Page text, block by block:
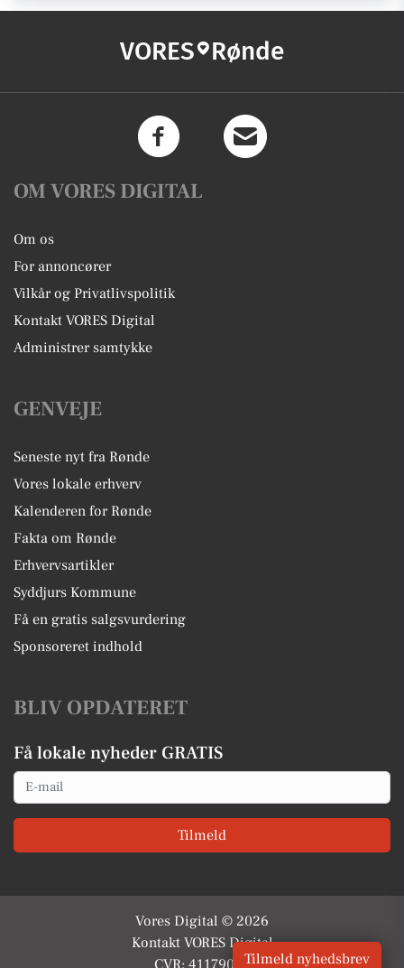
VORES Rønde
OM VORES DIGITAL
Om os
For annoncører
Vilkår og Privatlivspolitik
Kontakt VORES Digital
Administrer samtykke
GENVEJE
Seneste nyt fra Rønde
Vores lokale erhverv
Kalenderen for Rønde
Fakta om Rønde
Erhvervsartikler
Syddjurs Kommune
Få en gratis salgsvurdering
Sponsoreret indhold
BLIV OPDATERET
Få lokale nyheder GRATIS
Email
Tilmeld
Vores Digital © 2026
Kontakt VORES Digital
CVR: 41179082Tilmeld nyhedsbrev